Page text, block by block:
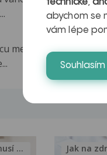
me trapi svediva
Nevolnost nemusí být nutnou... Jak na
technické,
abychom se
vám lépe
Souhlasím